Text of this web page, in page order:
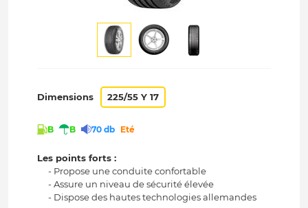
Dimensions 225/55 Y 17
B B 70 db Eté
Les points forts :
- Propose une conduite confortable
- Assure un niveau de sécurité élevée
- Dispose des hautes technologies allemandes